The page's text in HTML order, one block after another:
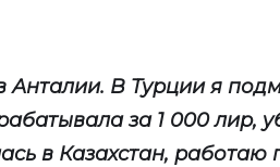
В Турции я
за 1 000 лир,
в Казахстан,